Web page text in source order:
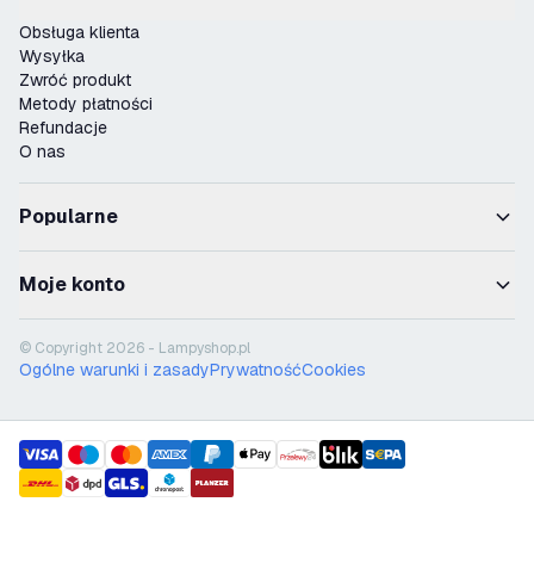
Obsługa klienta
Wysyłka
Zwróć produkt
Metody płatności
Refundacje
O nas
Popularne
Moje konto
© Copyright 2026 - Lampyshop.pl
Ogólne warunki i zasadyPrywatnośćCookies
payment methods
shipment methods